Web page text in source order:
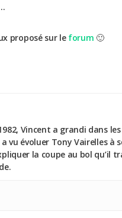
proposé sur le forum 🙂
Vincent a grandi dans
a vu évoluer Tony Vairelles
la coupe au bol qu’il